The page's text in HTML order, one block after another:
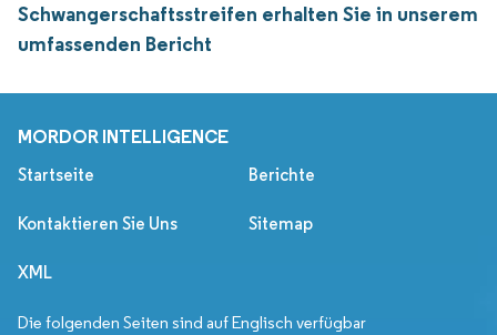
Schwangerschaftsstreifen erhalten Sie in unserem
umfassenden Bericht
MORDOR INTELLIGENCE
Startseite Berichte
Kontaktieren Sie Uns Sitemap
XML
Die folgenden Seiten sind auf Englisch verfügbar